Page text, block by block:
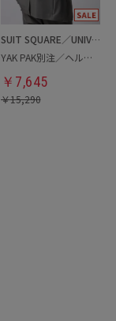
SUIT SQUARE／UNIVERSAL LANGUAGE
YAK PAK別注／ヘルメットバッグ
￥ 7,645
￥15,290